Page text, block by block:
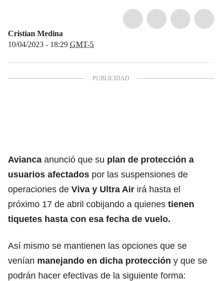
Cristian Medina
10/04/2023 - 18:29 GMT-5
Avianca anunció que su plan de protección a
usuarios afectados por las suspensiones de
operaciones de Viva y Ultra Air irá hasta el
próximo 17 de abril cobijando a quienes tienen
tiquetes hasta con esa fecha de vuelo.
Así mismo se mantienen las opciones que se
venían manejando en dicha protección y que se
podrán hacer efectivas de la siguiente forma: